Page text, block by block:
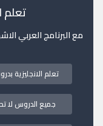
تعلم
مع البرنامج العربي الاشهر
تعلم الانجليزية
جميع الدروس لا